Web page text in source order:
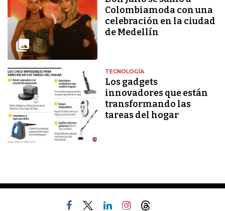
Colombiamoda con una
celebración en la ciudad
de Medellín
TECNOLOGÍA
Los gadgets
innovadores que están
transformando las
tareas del hogar